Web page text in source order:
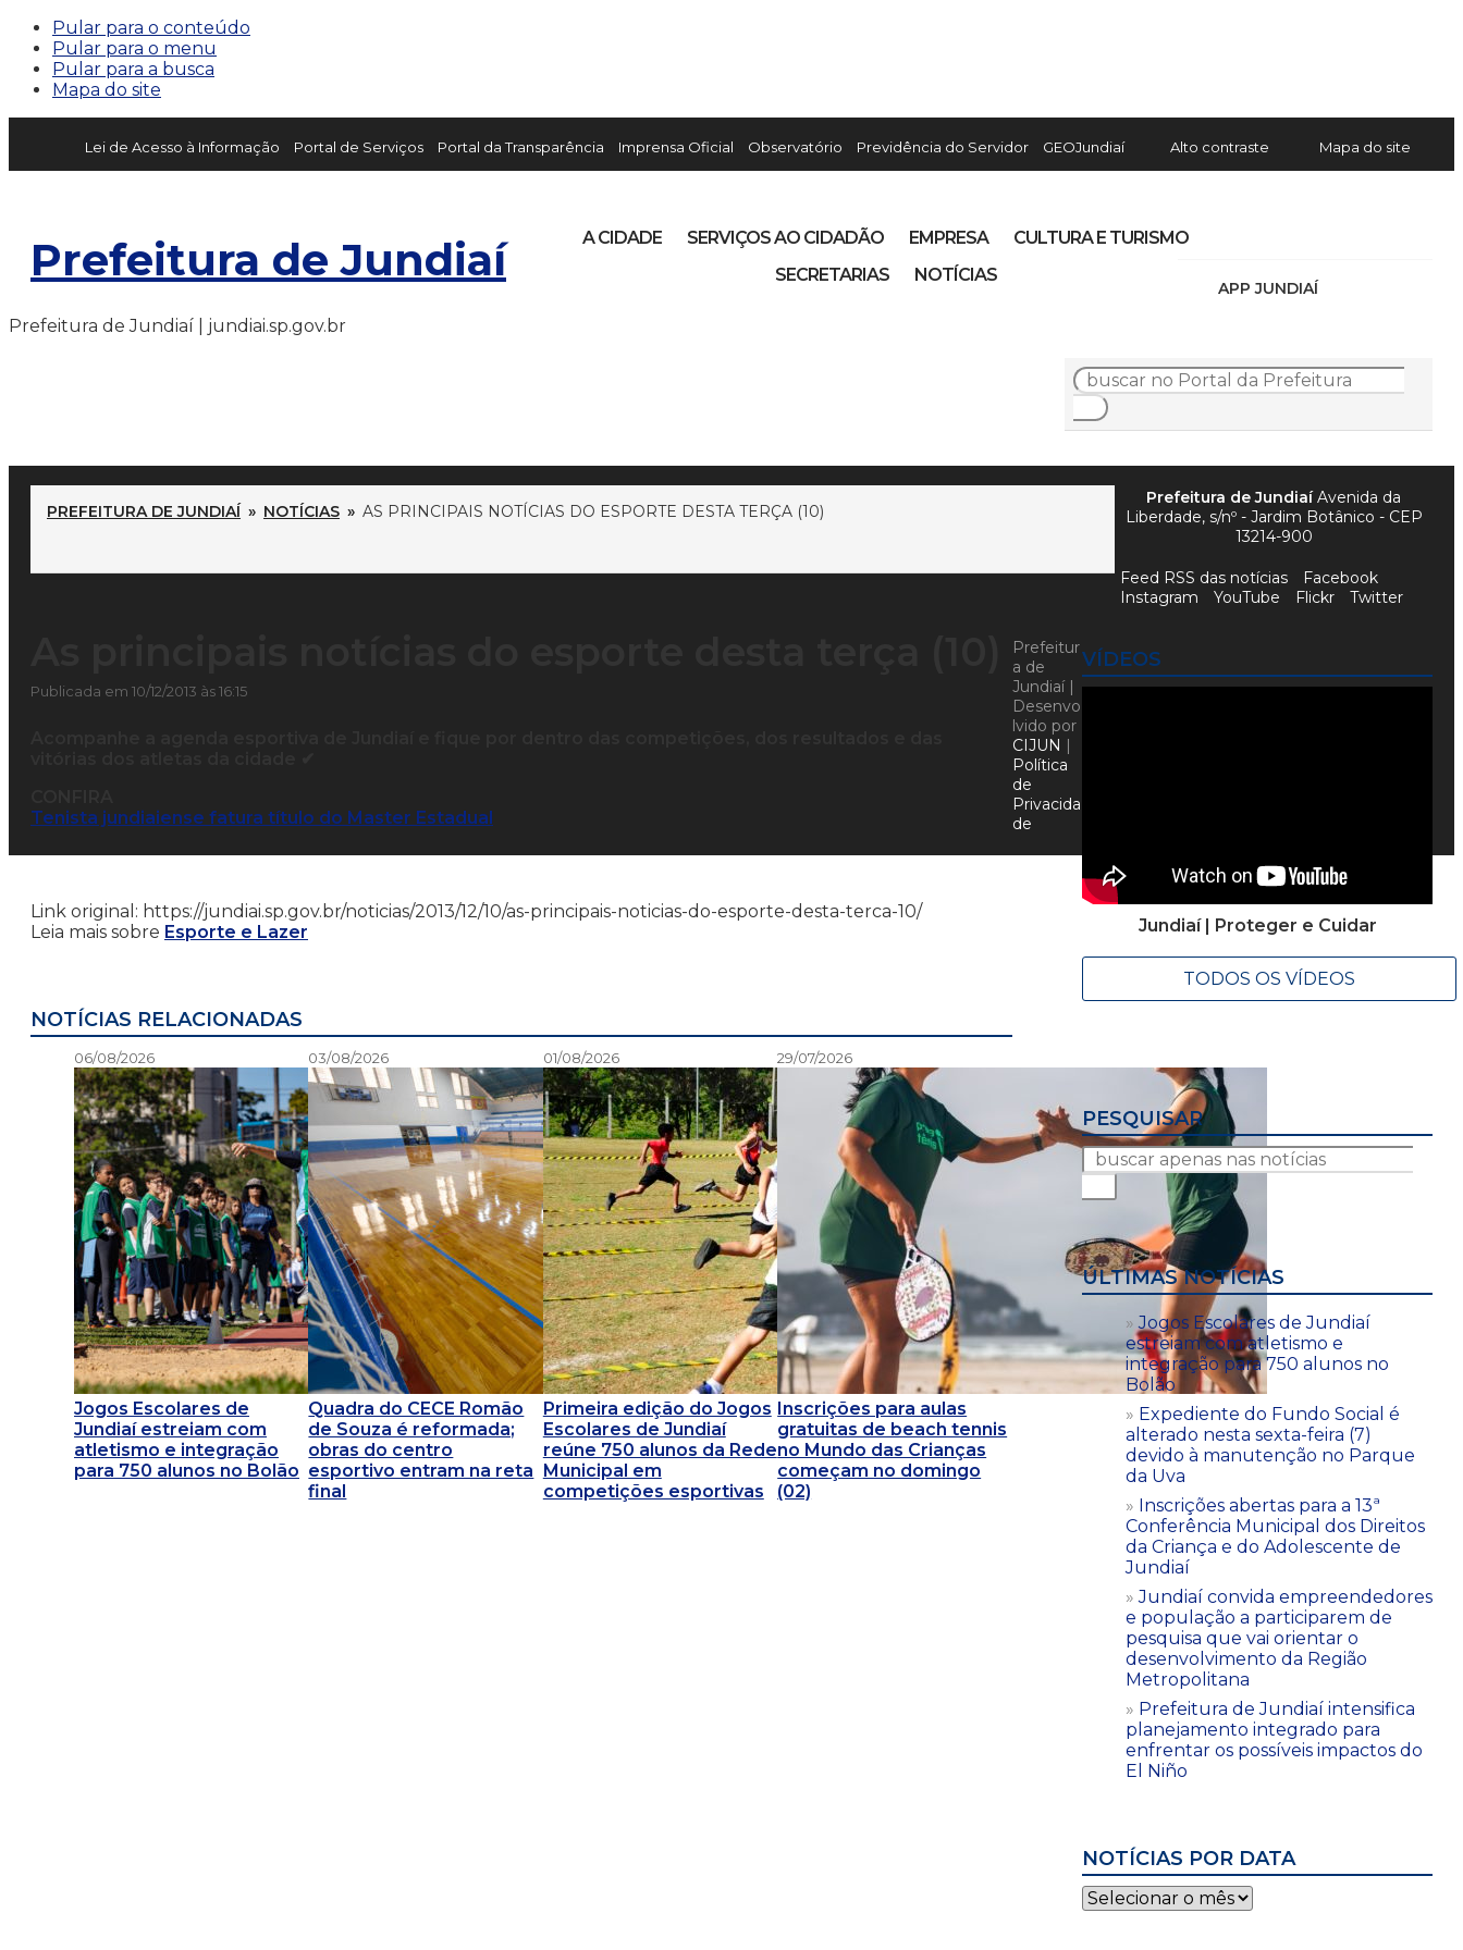
Pular para o conteúdo
Pular para o menu
Pular para a busca
Mapa do site
Lei de Acesso à Informação Portal de Serviços Portal da Transparência Imprensa Oficial Observatório Previdência do Servidor GEOJundiaí Alto contraste Mapa do site
Prefeitura de Jundiaí
APP JUNDIAÍ
A CIDADE SERVIÇOS AO CIDADÃO EMPRESA
CULTURA E TURISMO
SECRETARIAS
NOTÍCIAS
Prefeitura de Jundiaí | jundiai.sp.gov.br
PREFEITURA DE JUNDIAÍ » NOTÍCIAS » AS PRINCIPAIS NOTÍCIAS DO ESPORTE DESTA TERÇA (10)
Publicada em 10/12/2013 às 16:15
Tenista jundiaiense fatura título do Master Estadual
Link original: https://jundiai.sp.gov.br/noticias/2013/12/10/as-principais-noticias-do-esporte-desta-terca-10/
Leia mais sobre Esporte e Lazer
NOTÍCIAS RELACIONADAS
06/08/2026
Jogos Escolares de
Jundiaí estreiam com
atletismo e integração
para 750 alunos no Bolão
03/08/2026
Quadra do CECE Romão
de Souza é reformada;
obras do centro
esportivo entram na reta
final
01/08/2026
Primeira edição do Jogos
Escolares de Jundiaí
reúne 750 alunos da Rede
Municipal em
competições esportivas
29/07/2026
Inscrições para aulas
gratuitas de beach tennis
no Mundo das Crianças
começam no domingo
(02)
VÍDEOS
Jundiaí | Proteger e Cuidar
TODOS OS VÍDEOS
PESQUISAR
ÚLTIMAS NOTÍCIAS
Jogos Escolares de Jundiaí
estreiam com atletismo e
integração para 750 alunos no
Bolão
Expediente do Fundo Social é
alterado nesta sexta-feira (7)
devido à manutenção no Parque
da Uva
Inscrições abertas para a 13ª
Conferência Municipal dos Direitos
da Criança e do Adolescente de
Jundiaí
Jundiaí convida empreendedores
e população a participarem de
pesquisa que vai orientar o
desenvolvimento da Região
Metropolitana
Prefeitura de Jundiaí intensifica
planejamento integrado para
enfrentar os possíveis impactos do
El Niño
NOTÍCIAS POR DATA
Notícias
por
Prefeitura de JundiaíAvenida da
Liberdade, s/nº - Jardim Botânico - CEP
13214-900
Feed RSS das notícias
Facebook
Instagram
YouTube Flickr Twitter
Prefeitur
a de
Jundiaí |
Desenvo
lvido por
CIJUN |
Política
de
Privacida
de